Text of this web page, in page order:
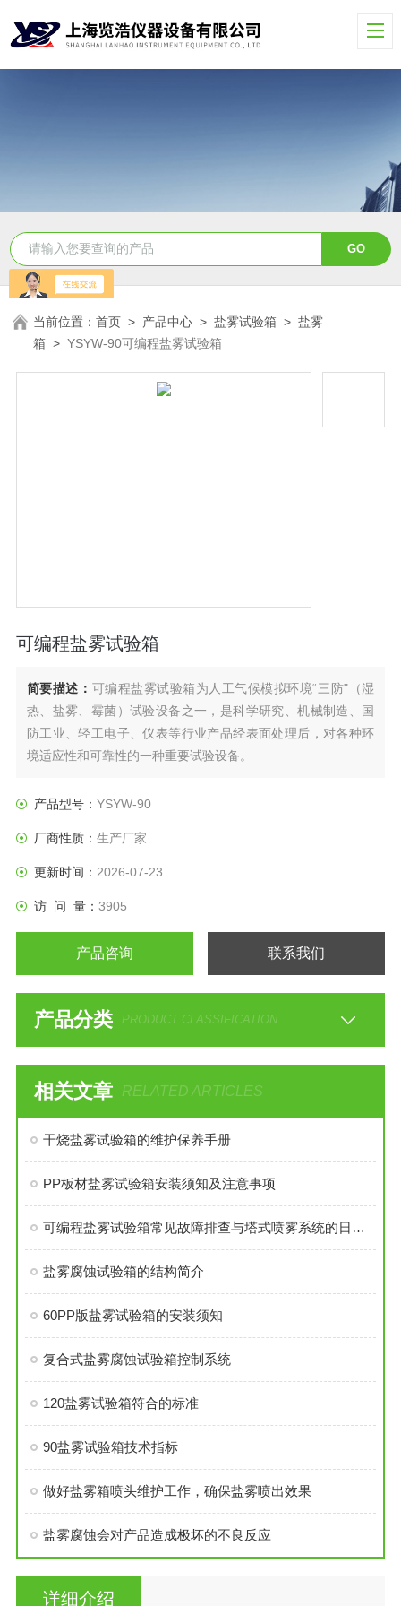
当前位置：首页 > 产品中心 >盐雾试验箱 >盐雾
箱 >YSYW-90可编程盐雾试验箱
可编程盐雾试验箱
简要描述： 可编程盐雾试验箱为人工气候模拟环境“三防"（湿
热、盐雾、霉菌）试验设备之一，是科学研究、机械制造、国
防工业、轻工电子、仪表等行业产品经表面处理后，对各种环
境适应性和可靠性的一种重要试验设备。
产品型号： YSYW-90
厂商性质： 生产厂家
更新时间： 2026-07-23
访 问 量： 3905
产品咨询 联系我们
产品分类 PRODUCT CLASSIFICATION
相关文章 RELATED ARTICLES
干烧盐雾试验箱的维护保养手册
PP板材盐雾试验箱安装须知及注意事项
可编程盐雾试验箱常见故障排查与塔式喷雾系统的日常维护技巧
盐雾腐蚀试验箱的结构简介
60PP版盐雾试验箱的安装须知
复合式盐雾腐蚀试验箱控制系统
120盐雾试验箱符合的标准
90盐雾试验箱技术指标
做好盐雾箱喷头维护工作，确保盐雾喷出效果
盐雾腐蚀会对产品造成极坏的不良反应
详细介绍